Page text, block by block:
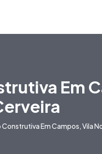
Em
Em Campos, Vila